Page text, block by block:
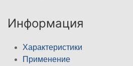
Информация
Характеристики
Применение